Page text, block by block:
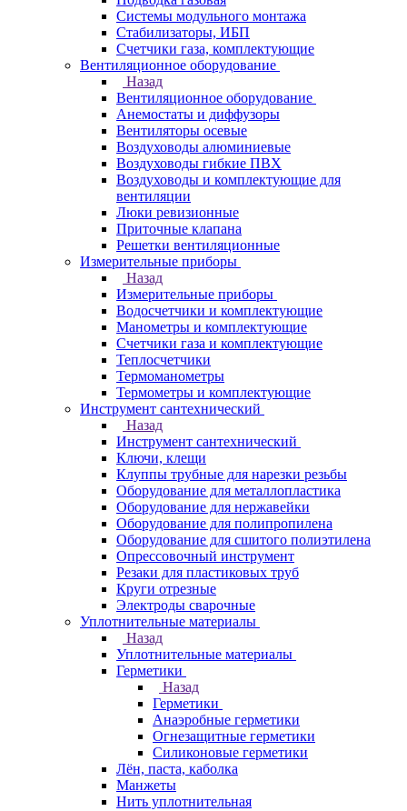
Системы модульного монтажа
Стабилизаторы, ИБП
Счетчики газа, комплектующие
Вентиляционное оборудование
Назад
Вентиляционное оборудование
Анемостаты и диффузоры
Вентиляторы осевые
Воздуховоды алюминиевые
Воздуховоды гибкие ПВХ
Воздуховоды и комплектующие для
вентиляции
Люки ревизионные
Приточные клапана
Решетки вентиляционные
Измерительные приборы
Назад
Измерительные приборы
Водосчетчики и комплектующие
Манометры и комплектующие
Счетчики газа и комплектующие
Теплосчетчики
Термоманометры
Термометры и комплектующие
Инструмент сантехнический
Назад
Инструмент сантехнический
Ключи, клещи
Клуппы трубные для нарезки резьбы
Оборудование для металлопластика
Оборудование для нержавейки
Оборудование для полипропилена
Оборудование для сшитого полиэтилена
Опрессовочный инструмент
Резаки для пластиковых труб
Круги отрезные
Электроды сварочные
Уплотнительные материалы
Назад
Уплотнительные материалы
Герметики
Назад
Герметики
Анаэробные герметики
Огнезащитные герметики
Силиконовые герметики
Лён, паста, каболка
Манжеты
Нить уплотнительная